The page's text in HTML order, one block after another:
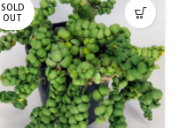
SOLD
OUT